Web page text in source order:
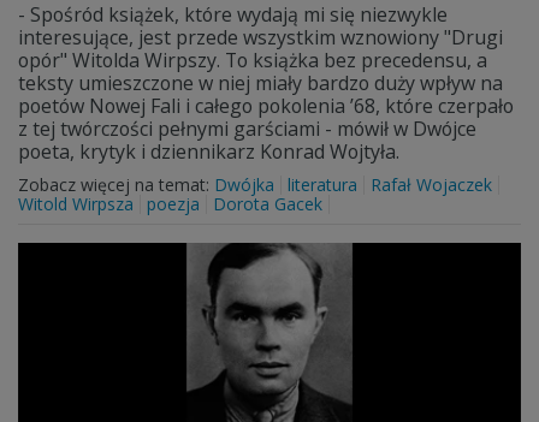
- Spośród książek, które wydają mi się niezwykle
interesujące, jest przede wszystkim wznowiony "Drugi
opór" Witolda Wirpszy. To książka bez precedensu, a
teksty umieszczone w niej miały bardzo duży wpływ na
poetów Nowej Fali i całego pokolenia ’68, które czerpało
z tej twórczości pełnymi garściami - mówił w Dwójce
poeta, krytyk i dziennikarz Konrad Wojtyła.
Zobacz więcej na temat: Dwójka literatura
Rafał Wojaczek
Witold Wirpsza
poezja Dorota Gacek